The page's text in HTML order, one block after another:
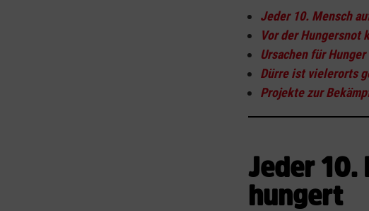
Jeder 10. Mensch
Vor der Hungersnot
Ursachen für
Dürre ist vielerorts
Projekte zur
Jeder 10.
hungert